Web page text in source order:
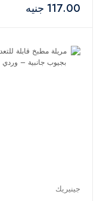
117.00 جنيه
جينيريك